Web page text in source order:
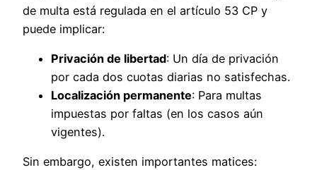
de multa está regulada en el artículo 53 CP y
puede implicar:
Privación de libertad: Un día de privación
por cada dos cuotas diarias no satisfechas.
Localización permanente: Para multas
impuestas por faltas (en los casos aún
vigentes).
Sin embargo, existen importantes matices: